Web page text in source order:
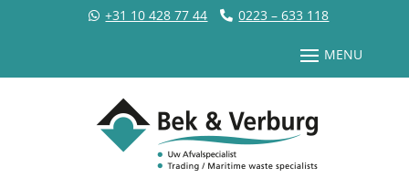
+31 10 428 77 44 0223 – 633 118